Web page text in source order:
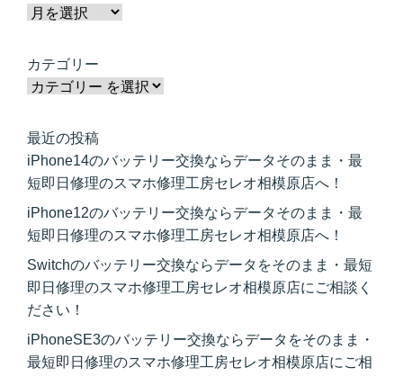
カテゴリー
最近の投稿
iPhone14のバッテリー交換ならデータそのまま・最
短即日修理のスマホ修理工房セレオ相模原店へ！
iPhone12のバッテリー交換ならデータそのまま・最
短即日修理のスマホ修理工房セレオ相模原店へ！
Switchのバッテリー交換ならデータをそのまま・最短
即日修理のスマホ修理工房セレオ相模原店にご相談く
ださい！
iPhoneSE3のバッテリー交換ならデータをそのまま・
最短即日修理のスマホ修理工房セレオ相模原店にご相